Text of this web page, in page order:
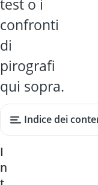
test o i
confronti
di
pirografi
qui sopra.
Indice dei
I
n